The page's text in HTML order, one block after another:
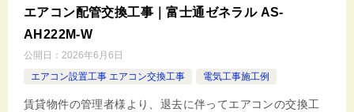
エアコン配管交換工事｜富士通ゼネラル AS-
AH222M-W
公開日： 2026年6月6日
エアコン設置工事 エアコン交換工事
電気工事施工例
賃貸物件の管理者様より、退去に伴ってエアコンの交換工